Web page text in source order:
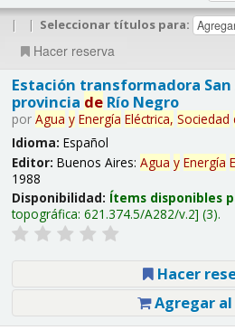
| | Seleccionar títulos para:
Hacer reserva
Estación transformadora
provincia deRío Negro
por Agua y Energía Eléctrica, Sociedad
Idioma: Español
Editor: Buenos Aires: Agua y Energía
1988
Disponibilidad: Ítems disponibles
topográfica: 621.374.5/A282/v.2 (3).
Hacer
Agregar